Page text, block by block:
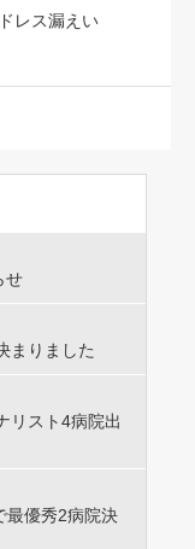
レス漏えい
せ
まりました
リスト4病院出
最優秀2病院決